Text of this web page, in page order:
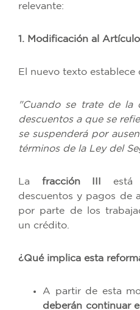
relevante:
1. Modificación al
El nuevo texto establece
"Cuando se trate de la
descuentos a que se
se suspenderá por
términos de la Ley del
La fracción III
está
descuentos y pagos de
por parte de los
un crédito.
¿Qué implica esta
A partir de esta
deberán continuar